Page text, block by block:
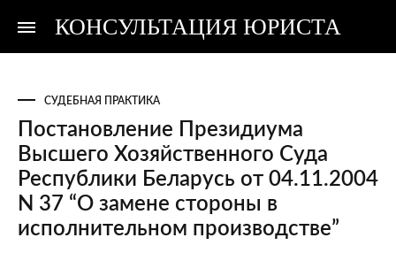
КОНСУЛЬТАЦИЯ ЮРИСТА
Консультация
Консультация
СУДЕБНАЯ ПРАКТИКА
Постановление Президиума
Высшего Хозяйственного Суда
Республики Беларусь от 04.11.2004
N 37 “О замене стороны в
исполнительном производстве”